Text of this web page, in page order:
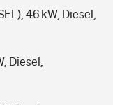
46 kW, Diesel,
Diesel,